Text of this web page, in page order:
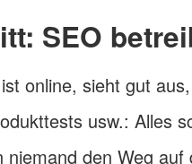
SEO
online, sieht gut
usw.: Alles
niemand den Weg